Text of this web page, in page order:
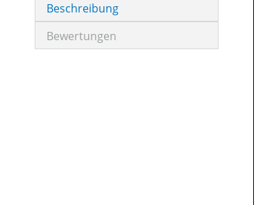
Beschreibung
Bewertungen